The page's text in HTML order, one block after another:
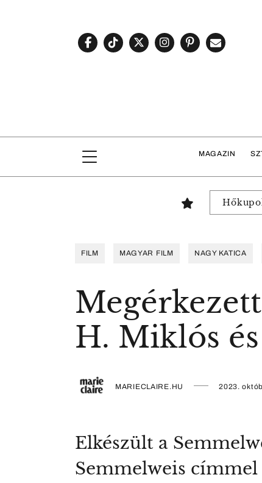
MAGAZIN
FILM MAGYAR FILM NAGY KATICA
H. Miklós
MARIECLAIRE.HU 2023.
Elkészült a
Semmelweis